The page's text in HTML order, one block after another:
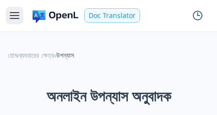
Doc Translator
হোম›ব্যবহারের ক্ষেত্র›উপন্যাস
অনলাইন উপন্যাস অনুবাদক